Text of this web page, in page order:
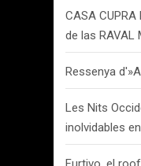
CASA
de las RAVAL
Ressenya
Les Nits
inolvidables